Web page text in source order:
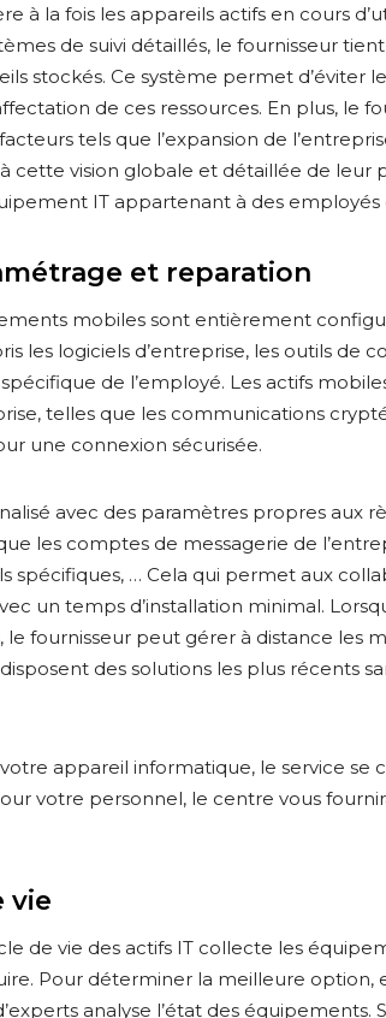
à la fois les appareils actifs en cours
de suivi détaillés, le fournisseur
stockés. Ce système permet d’éviter
de ces ressources. En plus, le
tels que l’expansion de
cette vision globale et détaillée de leur
IT appartenant à des employés
et reparation
mobiles sont entièrement
les logiciels d’entreprise, les outils de
de l’employé. Les actifs
telles que les communications
une connexion sécurisée.
avec des paramètres propres aux
les comptes de messagerie de
spécifiques, … Cela qui permet aux
un temps d’installation minimal.
fournisseur peut gérer à distance les
des solutions les plus récents
appareil informatique, le service se
votre personnel, le centre vous
vie
de vie des actifs IT collecte les
Pour déterminer la meilleure option,
analyse l’état des équipements.